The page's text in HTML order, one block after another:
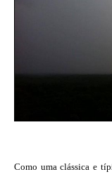
Como uma clássica e